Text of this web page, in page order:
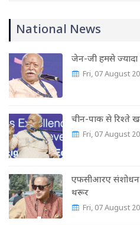
National News
जेन-जी हमसे
Fri, 07 August
चीन-पाक से रिश्ते
Fri, 07 August
एफसीआरए संशोधन
थरूर
Fri, 07 August